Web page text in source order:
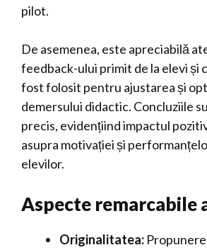
pilot.
De asemenea, este apreciabilă
feedback-ului primit de la elevi și
fost folosit pentru ajustarea și
demersului didactic. Concluziile
precis, evidențiind impactul
asupra motivației și
elevilor.
Aspecte remarcabile
Originalitatea: